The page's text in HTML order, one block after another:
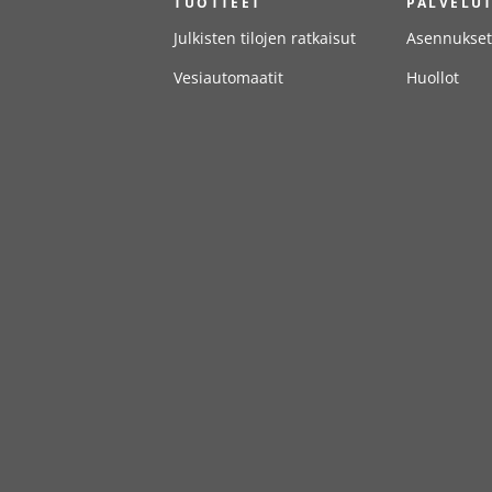
Julkisten tilojen ratkaisut
Vesiautomaatit
Asennukset
Huollot